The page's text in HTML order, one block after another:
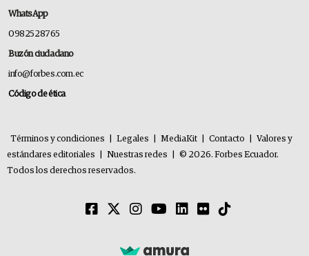
WhatsApp
0982528765
Buzón ciudadano
info@forbes.com.ec
Código de ética
Términos y condiciones Legales MediaKit Contacto
Valores y
estándares editoriales
Nuestras redes
© 2026. Forbes Ecuador.
Todos los derechos reservados.